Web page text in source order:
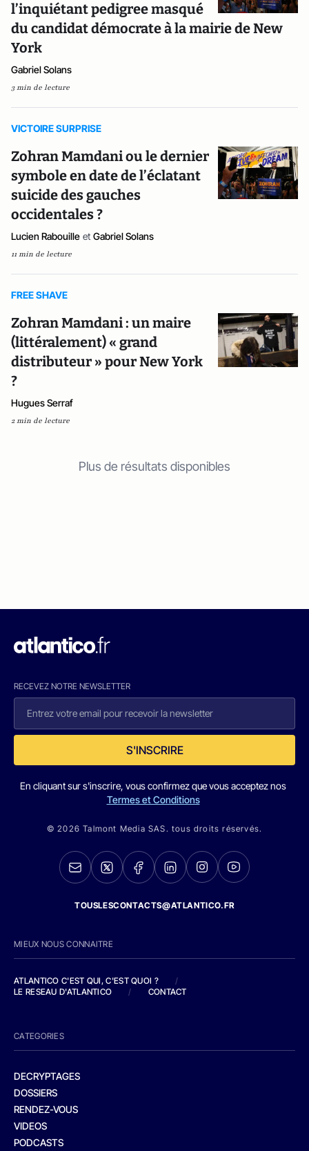
l’inquiétant pedigree masqué
du candidat démocrate à la mairie de New
York
Gabriel Solans
3 min de lecture
VICTOIRE SURPRISE
Zohran Mamdani ou le dernier
symbole en date de l’éclatant
suicide des gauches
occidentales ?
Lucien Rabouille et Gabriel Solans
11 min de lecture
FREE SHAVE
Zohran Mamdani : un maire
(littéralement) « grand
distributeur » pour New York
?
Hugues Serraf
2 min de lecture
Plus de résultats disponibles
RECEVEZ NOTRE NEWSLETTER
S'INSCRIRE
En cliquant sur s'inscrire, vous confirmez que vous acceptez nos
Termes et Conditions
© 2026 Talmont Media SAS. tous droits réservés.
TOUSLESCONTACTS@ATLANTICO.FR
MIEUX NOUS CONNAITRE
ATLANTICO C'EST QUI, C'EST QUOI ?
/
LE RESEAU D'ATLANTICO
/ CONTACT
CATEGORIES
DECRYPTAGES
DOSSIERS
RENDEZ-VOUS
VIDEOS
PODCASTS